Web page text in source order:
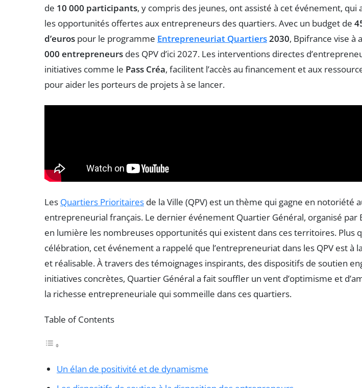
de 10 000 participants, y compris des jeunes, ont assisté à cet événement, qui
les opportunités offertes aux entrepreneurs des quartiers. Avec un budget de
d’euros pour le programme Entrepreneuriat Quartiers2030, Bpifrance vise à
000 entrepreneurs des QPV d’ici 2027. Les interventions directes
initiatives comme le Pass Créa, facilitent l’accès au financement et aux
pour aider les porteurs de projets à se lancer.
Les Quartiers Prioritaires de la Ville (QPV) est un thème qui gagne en notoriété
entrepreneurial français. Le dernier événement Quartier Général, organisé par
en lumière les nombreuses opportunités qui existent dans ces territoires. Plus
célébration, cet événement a rappelé que l’entrepreneuriat dans les QPV est à
et réalisable. À travers des témoignages inspirants, des dispositifs de soutien
initiatives concrètes, Quartier Général a fait souffler un vent d’optimisme et
la richesse entrepreneuriale qui sommeille dans ces quartiers.
Table of Contents
Un élan de positivité et de dynamisme